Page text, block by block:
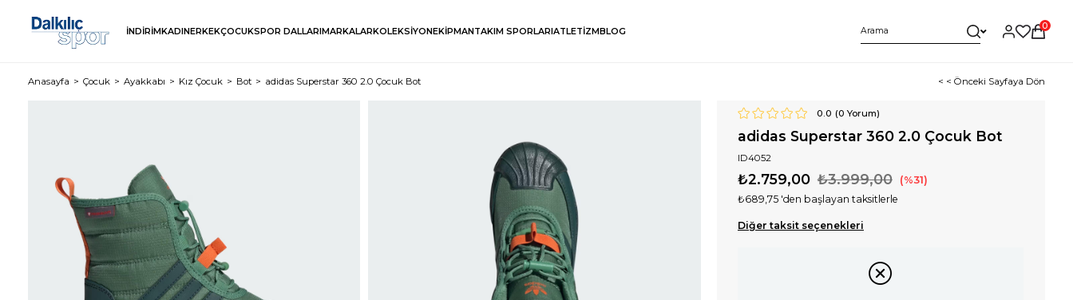
İNDİRİMKADINERKEKÇOCUKSPOR DALLARIMARKALARKOLEKSİYONEKİPMANTAKIM SPORLARIATLETİZMBLOG
0
Anasayfa Çocuk Ayakkabı Kız Çocuk Bot adidas Superstar 360 2.0 Çocuk Bot < < Önceki Sayfaya Dön
0.0 (0 Yorum)
adidas Superstar 360 2.0 Çocuk Bot
ID4052
₺3.999,00
₺2.759,00 31
₺689,75 'den başlayan taksitlerle
Diğer taksit seçenekleri